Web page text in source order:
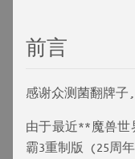
前言
感谢众测菌翻牌子
由于最近**魔兽
霸3重制版 (25周